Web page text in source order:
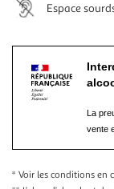
Espace
La
vente
* Voir les conditions en